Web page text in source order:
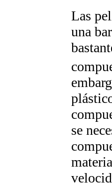
Las
una
se